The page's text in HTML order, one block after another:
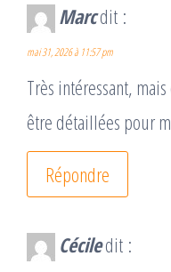
Marcdit :
mai 31, 2026 à 11:57 pm
Très intéressant,
être détaillées pour
Répondre
Céciledit :